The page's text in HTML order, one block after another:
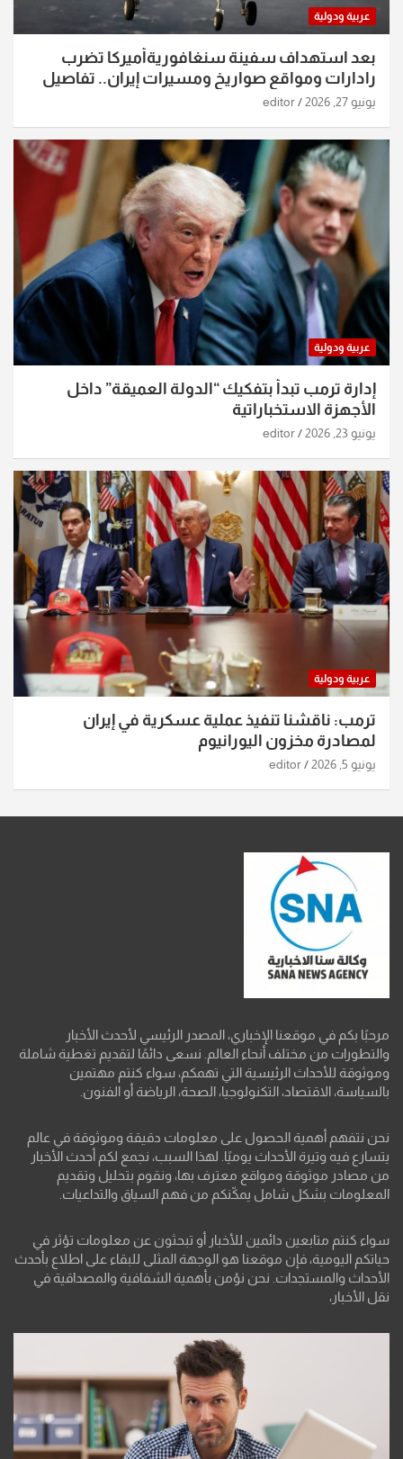
عربية ودولية
بعد استهداف سفينة سنغافوريةأميركا تضرب
رادارات ومواقع صواريخ ومسيرات إيران.. تفاصيل
الساعات الماضية
يونيو 27, 2026 editor
عربية ودولية
إدارة ترمب تبدأ بتفكيك “الدولة العميقة” داخل
الأجهزة الاستخباراتية
يونيو 23, 2026 editor
عربية ودولية
ترمب: ناقشنا تنفيذ عملية عسكرية في إيران
لمصادرة مخزون اليورانيوم
يونيو 5, 2026 editor
مرحبًا بكم في موقعنا الإخباري، المصدر الرئيسي لأحدث الأخبار
والتطورات من مختلف أنحاء العالم. نسعى دائمًا لتقديم تغطية شاملة
وموثوقة للأحداث الرئيسية التي تهمكم، سواء كنتم مهتمين
بالسياسة، الاقتصاد، التكنولوجيا، الصحة، الرياضة أو الفنون.
نحن نتفهم أهمية الحصول على معلومات دقيقة وموثوقة في عالم
يتسارع فيه وتيرة الأحداث يوميًا. لهذا السبب، نجمع لكم أحدث الأخبار
من مصادر موثوقة ومواقع معترف بها، ونقوم بتحليل وتقديم
المعلومات بشكل شامل يمكّنكم من فهم السياق والتداعيات.
سواء كنتم متابعين دائمين للأخبار أو تبحثون عن معلومات تؤثر في
حياتكم اليومية، فإن موقعنا هو الوجهة المثلى للبقاء على اطلاع بأحدث
الأحداث والمستجدات. نحن نؤمن بأهمية الشفافية والمصداقية في
نقل الأخبار،